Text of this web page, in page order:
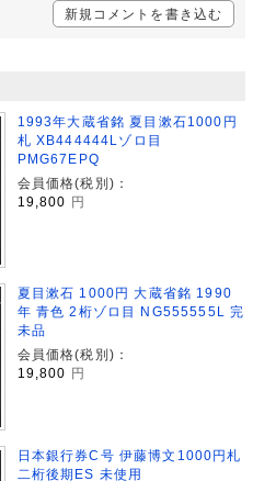
新規コメントを書き込む
1993年大蔵省銘 夏目漱石1000円
札 XB444444Lゾロ目
PMG67EPQ
会員価格(税別)：
19,800
円
夏目漱石 1000円 大蔵省銘 1990
年 青色 2桁ゾロ目 NG555555L 完
未品
会員価格(税別)：
19,800
円
日本銀行券C号 伊藤博文1000円札
二桁後期ES 未使用